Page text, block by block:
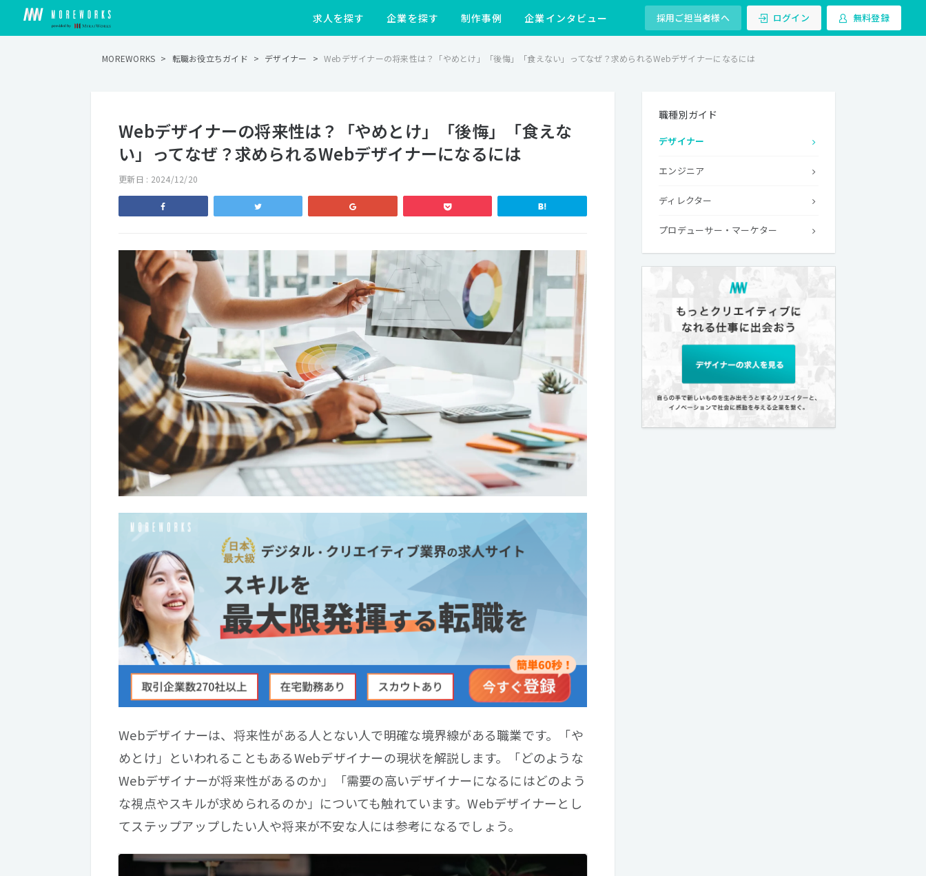
求人を探す 企業を探す 制作事例 企業インタビュー 採用ご担当者様へ ログイン 無料登録
MOREWORKS > 転職お役立ちガイド > デザイナー > Webデザイナーの将来性は？「やめとけ」「後悔」「食えない」ってなぜ？求められるWebデザイナーになるには
Webデザイナーの将来性は？「やめとけ」「後悔」「食えな
い」ってなぜ？求められるWebデザイナーになるには
更新日 : 2024/12/20
Webデザイナーは、将来性がある人とない人で明確な境界線がある職業です。「や
めとけ」といわれることもあるWebデザイナーの現状を解説します。「どのような
Webデザイナーが将来性があるのか」「需要の高いデザイナーになるにはどのよう
な視点やスキルが求められるのか」についても触れています。Webデザイナーとし
てステップアップしたい人や将来が不安な人には参考になるでしょう。
職種別ガイド
デザイナー
エンジニア
ディレクター
プロデューサー・マーケター